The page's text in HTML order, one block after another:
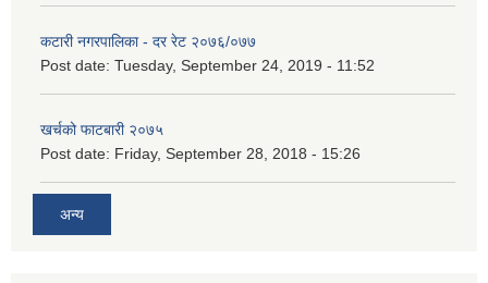
कटारी नगरपालिका - दर रेट २०७६/०७७
Post date: Tuesday, September 24, 2019 - 11:52
खर्चको फाटबारी २०७५
Post date: Friday, September 28, 2018 - 15:26
अन्य